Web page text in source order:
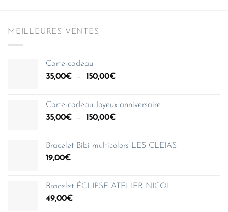
MEILLEURES VENTES
Carte-cadeau
35,00€ – 150,00€Plage
35,00€
à
Carte-cadeau Joyeux anniversaire
35,00€ – 150,00€Plage
35,00€
Bracelet Bibi multicolors LES CLEIAS
19,00€
Bracelet ÉCLIPSE ATELIER NICOL
49,00€